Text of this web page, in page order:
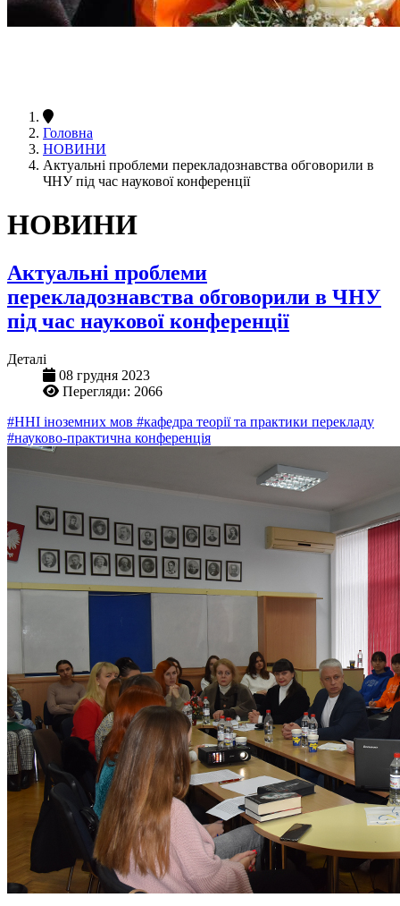
Головна
НОВИНИ
Актуальні проблеми перекладознавства обговорили в
ЧНУ під час наукової конференції
НОВИНИ
Актуальні проблеми
перекладознавства обговорили в ЧНУ
під час наукової конференції
Деталі
08 грудня 2023
Перегляди: 2066
#ННІ іноземних мов #кафедра теорії та практики перекладу
#науково-практична конференція